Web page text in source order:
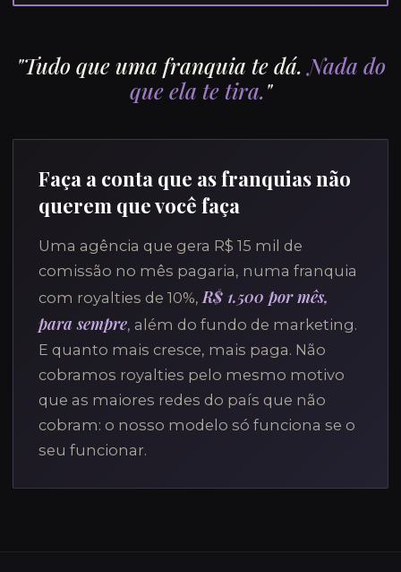
"Tudo que uma franquia te dá.Nada do
que ela te tira."
Faça a conta que as franquias não
querem que você faça
Uma agência que gera R$ 15 mil de
comissão no mês pagaria, numa franquia
com royalties de 10%,R$ 1.500 por mês,
para sempre, além do fundo de marketing.
E quanto mais cresce, mais paga. Não
cobramos royalties pelo mesmo motivo
que as maiores redes do país que não
cobram: o nosso modelo só funciona se o
seu funcionar.